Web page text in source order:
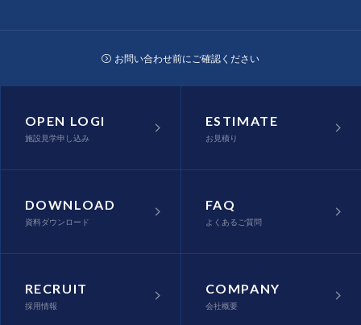
お問い合わせ前にご確認ください
OPEN LOGI
施設見学申し込み
ESTIMATE
お見積り
DOWNLOAD
資料ダウンロード
FAQ
よくあるご質問
RECRUIT
採用情報
COMPANY
会社概要